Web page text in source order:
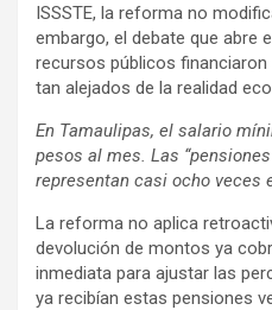
ISSSTE, la reforma no
embargo, el debate que abre
recursos públicos
tan alejados de la realidad
En Tamaulipas, el salario
pesos al mes. Las
representan casi ocho veces
La reforma no aplica
devolución de montos ya
inmediata para ajustar las
ya recibían estas pensiones